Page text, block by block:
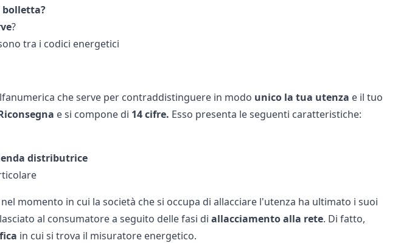
bolletta?
?
tra i codici energetici
che serve per contraddistinguere in modo unico la tua utenza e il tuo
e si compone di 14 cifre. Esso presenta le seguenti caratteristiche:
distributrice
momento in cui la società che si occupa di allacciare l'utenza ha ultimato i suoi
al consumatore a seguito delle fasi di allacciamento alla rete. Di fatto,
in cui si trova il misuratore energetico.